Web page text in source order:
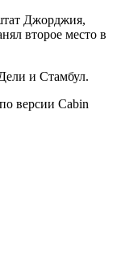
Джорджия,
второе место в
и Стамбул.
версии Cabin